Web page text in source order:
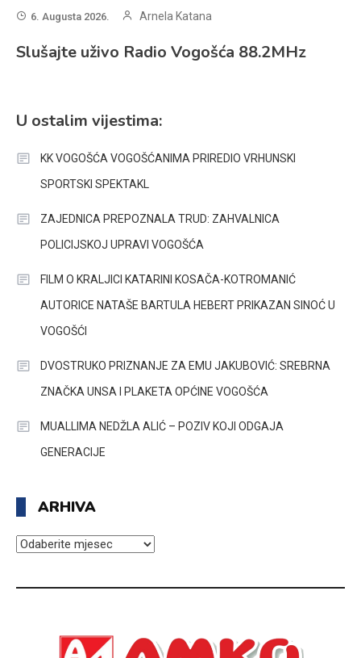
6. Augusta 2026. Arnela Katana
Slušajte uživo Radio Vogošća 88.2MHz
U ostalim vijestima:
KK VOGOŠĆA VOGOŠĆANIMA PRIREDIO VRHUNSKI
SPORTSKI SPEKTAKL
ZAJEDNICA PREPOZNALA TRUD: ZAHVALNICA
POLICIJSKOJ UPRAVI VOGOŠĆA
FILM O KRALJICI KATARINI KOSAČA-KOTROMANIĆ
AUTORICE NATAŠE BARTULA HEBERT PRIKAZAN SINOĆ U
VOGOŠĆI
DVOSTRUKO PRIZNANJE ZA EMU JAKUBOVIĆ: SREBRNA
ZNAČKA UNSA I PLAKETA OPĆINE VOGOŠĆA
MUALLIMA NEDŽLA ALIĆ – POZIV KOJI ODGAJA
GENERACIJE
ARHIVA
ARHIVA